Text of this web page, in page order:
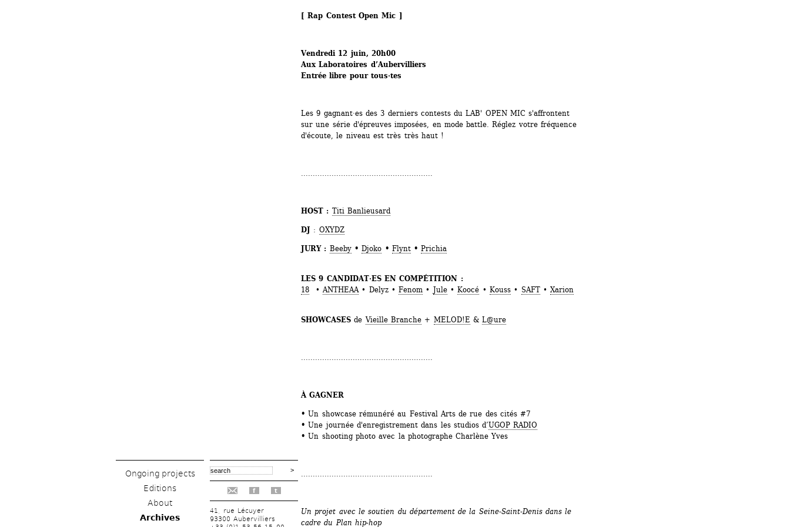
Ongoing projects
Editions
About
Archives
f t
41, rue Lécuyer
93300 Aubervilliers
[ Rap Contest Open Mic ]
Vendredi 12 juin, 20h00
Aux Laboratoires d’Aubervilliers
Entrée libre pour tous·tes
Les 9 gagnant·es des 3 derniers contests du LAB' OPEN MIC s'affrontent
sur une série d'épreuves imposées, en mode battle. Réglez votre fréquence
d'écoute, le niveau est très très haut !
........................................................
HOST : Titi Banlieusard
DJ : OXYDZ
JURY : Beeby• Djoko • Flynt • Prichia
LES 9 CANDIDAT·ES EN COMPÉTITION :
18 • ANTHEAA• Delyz • Fenom • Jule• Koocé • Kouss• SAFT• Xarion
SHOWCASES de Vieille Branche+ MELOD!E & L@ure
........................................................
À GAGNER
• Un showcase rémunéré au Festival Arts de rue des cités #7
• Une journée d'enregistrement dans les studios d’UGOP RADIO
• Un shooting photo avec la photographe Charlène Yves
........................................................
Un projet avec le soutien du département de la Seine-Saint-Denis dans le
cadre du Plan hip-hop